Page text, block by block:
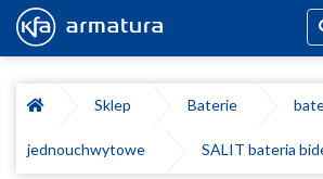
Sklep
Baterie
jednouchwytowe SALIT bateria